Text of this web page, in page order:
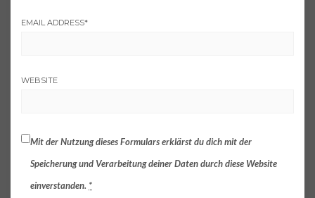
EMAIL ADDRESS*
WEBSITE
Mit der Nutzung dieses Formulars erklärst du dich mit der
Speicherung und Verarbeitung deiner Daten durch diese Website
einverstanden. *